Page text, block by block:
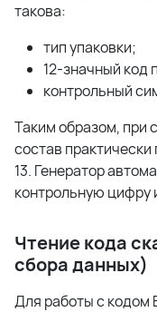
такова:
тип упаковки;
12-значный код
контрольный
Таким образом, при
состав
13. Генератор
контрольную цифру
Чтение кода
сбора данных)
Для работы с кодом